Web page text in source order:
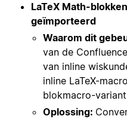
LaTeX Math-
geïmporteerd
Waarom dit
van de
van inline
inline LaTeX-
blokmacro-
Oplossing: